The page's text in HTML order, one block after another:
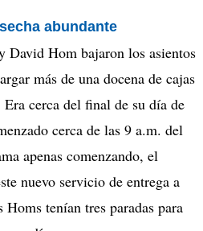
abundante
David Hom bajaron los asientos
más de una docena de cajas
cerca del final de su día de
cerca de las 9 a.m. del
apenas comenzando, el
nuevo servicio de entrega a
tenían tres paradas para